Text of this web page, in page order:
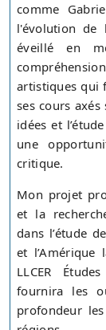
comme
l'évolution de
éveillé en
artistiques qui
ses cours
idées et
une
critique.
Mon projet
et la
dans l’étude
et l’Amérique
LLCER
fournira les
profondeur